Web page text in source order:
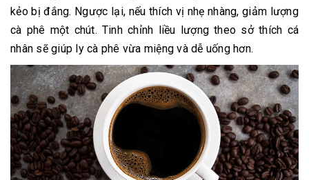
kẻo bị đắng. Ngược lại, nếu thích vị nhẹ nhàng, giảm lượng
cà phê một chút. Tinh chỉnh liều lượng theo sở thích cá
nhân sẽ giúp ly cà phê vừa miệng và dễ uống hơn.